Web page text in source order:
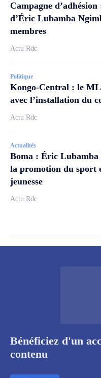
Campagne
d’Éric Lubamba
membres
Actu Rdc
Politique
Kongo-Central : le
avec l’installation du
Actu Rdc
Actualités
Boma : Éric
la promotion du sport
jeunesse
Actu Rdc
Bénéficiez d'un
contenu